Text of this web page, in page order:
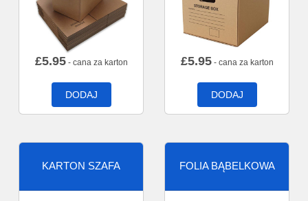
£5.95- cana za karton
DODAJ
£5.95- cana za karton
DODAJ
KARTON SZAFA FOLIA BĄBELKOWA